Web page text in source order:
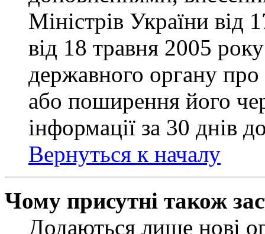
Міністрів України від
від 18 травня 2005
державного органу
або поширення його
інформації за 30 днів
Вернуться к началу
Чому присутні також
Додаються лише нові